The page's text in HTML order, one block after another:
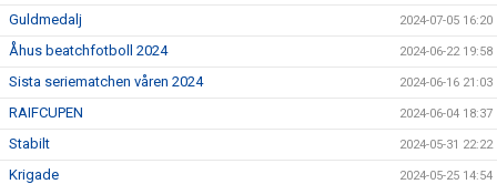
Guldmedalj 2024-07-05 16:20
Åhus beatchfotboll 2024 2024-06-22 19:58
Sista seriematchen våren 2024 2024-06-16 21:03
RAIFCUPEN 2024-06-04 18:37
Stabilt 2024-05-31 22:22
Krigade 2024-05-25 14:54